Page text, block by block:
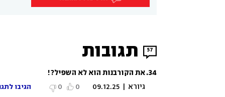
57 תגובות
34
. את הקורבנות הוא לא השפיל?!
גיורא
09.12.25
0
0 הגיבו